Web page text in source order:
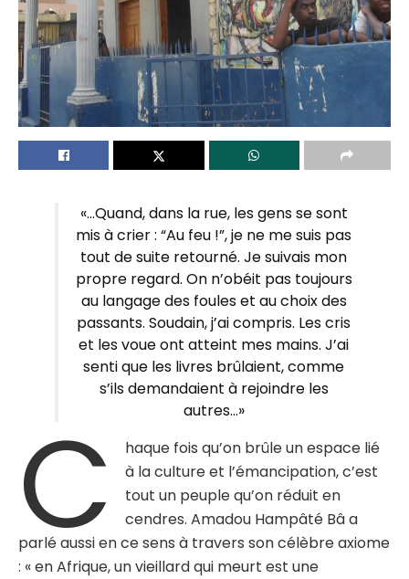
«…Quand, dans la rue, les gens se sont
mis à crier : “Au feu !”, je ne me suis pas
tout de suite retourné. Je suivais mon
propre regard. On n’obéit pas toujours
au langage des foules et au choix des
passants. Soudain, j’ai compris. Les cris
et les voue ont atteint mes mains. J’ai
senti que les livres brûlaient, comme
s’ils demandaient à rejoindre les
autres…»
C
haque fois qu’on brûle un espace lié
à la culture et l’émancipation, c’est
tout un peuple qu’on réduit en
cendres. Amadou Hampâté Bâ a
parlé aussi en ce sens à travers son célèbre axiome
: « en Afrique, un vieillard qui meurt est une